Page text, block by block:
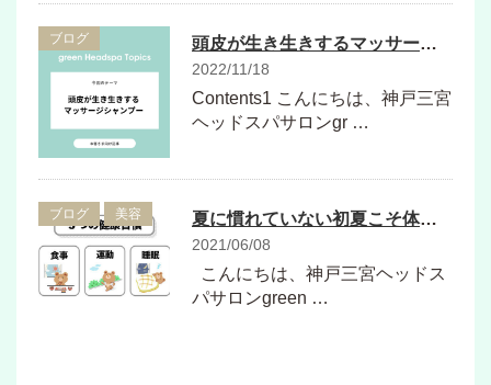
ブログ 頭皮が生き生きするマッサージシャンプー
2022/11/18
Contents1 こんにちは、神戸三宮
ヘッドスパサロンgr …
ブログ 美容 夏に慣れていない初夏こそ体調管理をしっかりとしましょう
2021/06/08
こんにちは、神戸三宮ヘッドス
パサロンgreen …